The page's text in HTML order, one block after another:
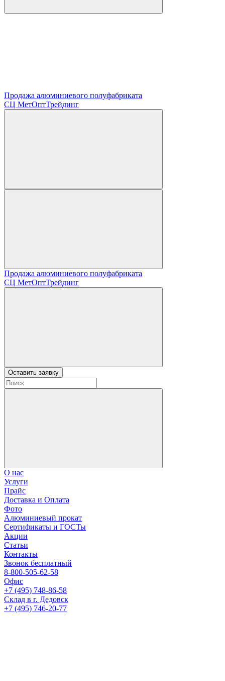
Продажа алюминиевого полуфабриката
СЦ МетОптТрейдинг
Продажа алюминиевого полуфабриката
СЦ МетОптТрейдинг
Оставить заявку
О нас
Услуги
Прайс
Доставка и Оплата
Фото
Алюминиевый прокат
Сертификаты и ГОСТы
Акции
Статьи
Контакты
Звонок бесплатный
8-800-505-62-58
Офис
+7 (495) 748-86-58
Склад в г. Дедовск
+7 (495) 746-20-77